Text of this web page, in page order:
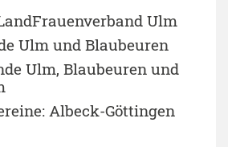
Ulm
Ulm und Blaubeuren
Ulm, Blaubeuren und
Albeck-Göttingen